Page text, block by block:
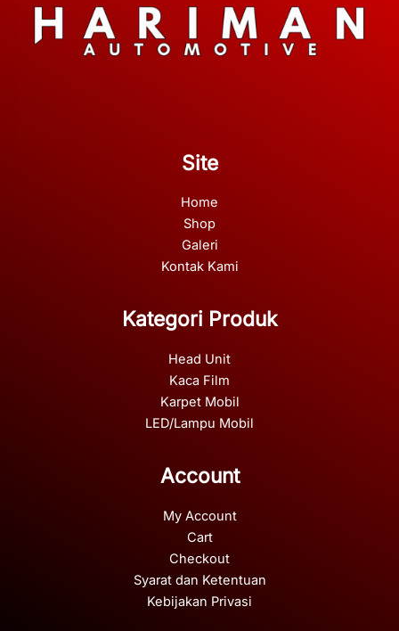
Site
Home
Shop
Galeri
Kontak Kami
Kategori Produk
Head Unit
Kaca Film
Karpet Mobil
LED/Lampu Mobil
Account
My Account
Cart
Checkout
Syarat dan Ketentuan
Kebijakan Privasi